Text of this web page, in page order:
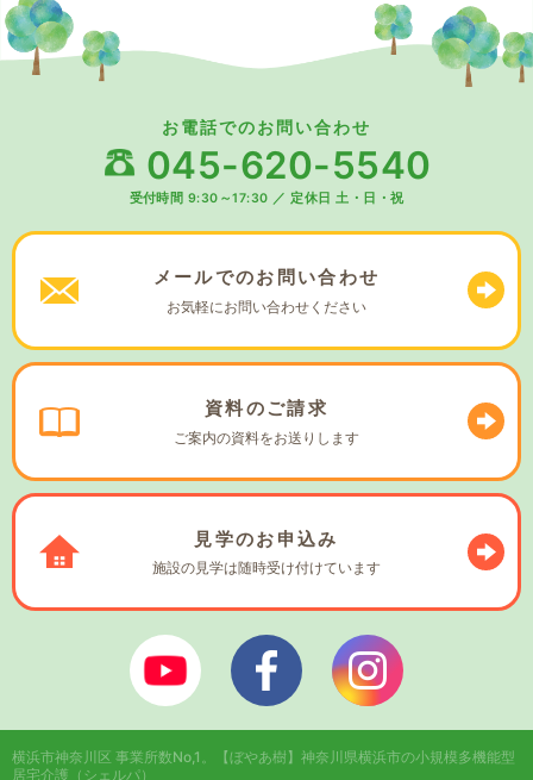
お電話でのお問い合わせ
045-620-5540
受付時間 9:30～17:30 ／ 定休日 土・日・祝
メールでのお問い合わせ
お気軽にお問い合わせください
資料のご請求
ご案内の資料をお送りします
見学のお申込み
施設の見学は随時受け付けています
ぼやあ樹Youtube シェルパフェイスブック
横浜市神奈川区 事業所数No,1。
【ぼやあ樹】神奈川県横浜市の小規模多機能型
居宅介護（シェルパ）